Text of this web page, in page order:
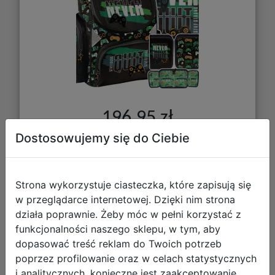
196,95 zł
DO KOSZYKA
Galeria zdjęć
Dostosowujemy się do Ciebie
Strona wykorzystuje ciasteczka, które zapisują się
w przeglądarce internetowej. Dzięki nim strona
działa poprawnie. Żeby móc w pełni korzystać z
funkcjonalności naszego sklepu, w tym, aby
dopasować treść reklam do Twoich potrzeb
poprzez profilowanie oraz w celach statystycznych